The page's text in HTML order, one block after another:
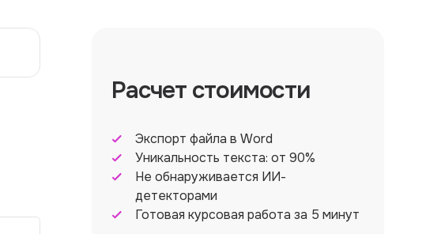
Расчет стоимости
Экспорт файла в Word
Уникальность текста: от 90%
Не обнаруживается ИИ-
детекторами
Готовая курсовая работа за 5 минут